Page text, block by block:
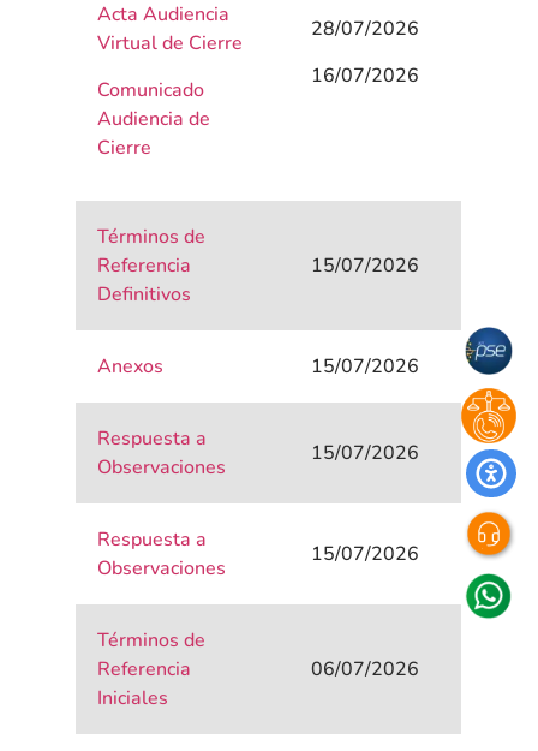
Acta Audiencia
Virtual de Cierre
Comunicado
Audiencia de
Cierre
28/07/2026
16/07/2026
Términos de
Referencia
Definitivos
15/07/2026
Anexos 15/07/2026
Respuesta a
Observaciones
15/07/2026
Respuesta a
Observaciones
15/07/2026
Términos de
Referencia
Iniciales
06/07/2026